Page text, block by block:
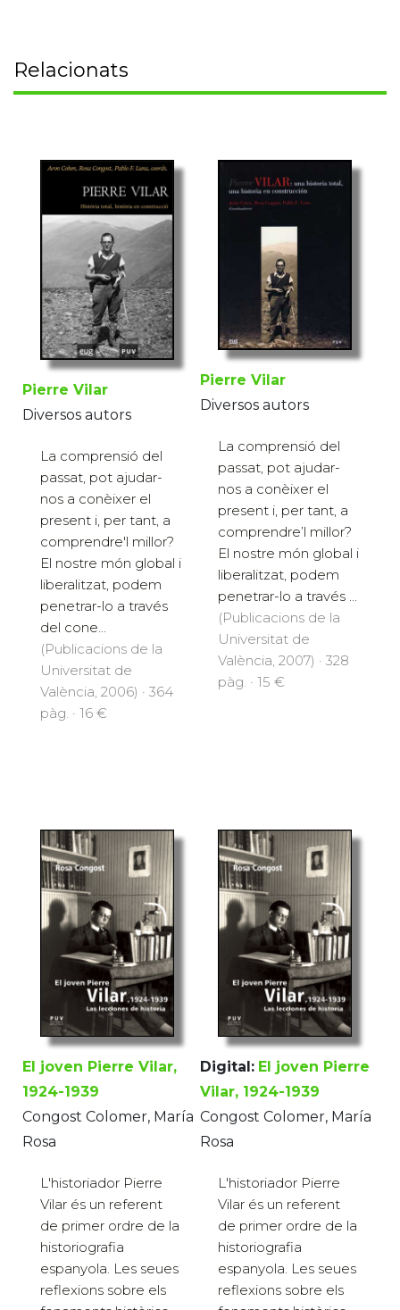
Relacionats
Pierre Vilar
Diversos autors
La comprensió del
passat, pot ajudar-
nos a conèixer el
present i, per tant, a
comprendre'l millor?
El nostre món global i
liberalitzat, podem
penetrar-lo a través
del cone...
(Publicacions de la
Universitat de
València, 2006) · 364
pàg. · 16 €
Pierre Vilar
Diversos autors
La comprensió del
passat, pot ajudar-
nos a conèixer el
present i, per tant, a
comprendre’l millor?
El nostre món global i
liberalitzat, podem
penetrar-lo a través ...
(Publicacions de la
Universitat de
València, 2007) · 328
pàg. · 15 €
El joven Pierre Vilar,
1924-1939
Congost Colomer, María
Rosa
L'historiador Pierre
Vilar és un referent
de primer ordre de la
historiografia
espanyola. Les seues
reflexions sobre els
Digital: El joven Pierre
Vilar, 1924-1939
Congost Colomer, María
Rosa
L'historiador Pierre
Vilar és un referent
de primer ordre de la
historiografia
espanyola. Les seues
reflexions sobre els